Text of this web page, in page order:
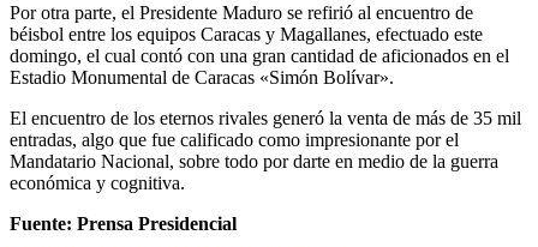
Por otra parte, el Presidente Maduro se refirió al encuentro de
béisbol entre los equipos Caracas y Magallanes, efectuado este
domingo, el cual contó con una gran cantidad de aficionados en el
Estadio Monumental de Caracas «Simón Bolívar».
El encuentro de los eternos rivales generó la venta de más de 35 mil
entradas, algo que fue calificado como impresionante por el
Mandatario Nacional, sobre todo por darte en medio de la guerra
económica y cognitiva.
Fuente: Prensa Presidencial